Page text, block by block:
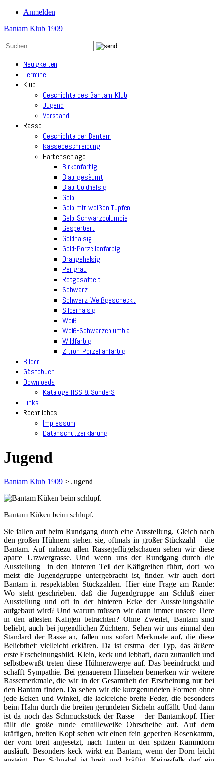
Anmelden
Bantam Klub 1909
Neuigkeiten
Termine
Klub
Geschichte des Bantam-Klub
Jugend
Vorstand
Rasse
Geschichte der Bantam
Rassebeschreibung
Farbenschläge
Birkenfarbig
Blau-gesäumt
Blau-Goldhalsig
Gelb
Gelb mit weißen Tupfen
Gelb-Schwarzcolumbia
Gesperbert
Goldhalsig
Gold-Porzellanfarbig
Orangehalsig
Perlgrau
Rotgesattelt
Schwarz
Schwarz-Weißgescheckt
Silberhalsig
Weiß
Weiß-Schwarzcolumbia
Wildfarbig
Zitron-Porzellanfarbig
Bilder
Gästebuch
Downloads
Kataloge HSS & SonderS
Links
Rechtliches
Impressum
Datenschutzerklärung
Jugend
Bantam Klub 1909 > Jugend
Bantam Küken beim schlupf.
Sie fallen auf beim Rundgang durch eine Ausstellung. Gleich nach
den großen Hühnern stehen sie, oftmals in großer Stückzahl – die
Bantam. Auf nahezu allen Rassegeflügelschauen sehen wir diese
aparte Urzwergrasse. Und wenn uns der Rundgang durch die
Ausstellung in den hinteren Teil der Käfigreihen führt, dort, wo
meist die Jugendgruppe untergebracht ist, finden wir auch dort
Bantam in respektablen Stückzahlen. Hier eine Frage am Rande:
Wo steht geschrieben, daß die Jugendgruppe am Schluß einer
Ausstellung und oft in der hinteren Ecke der Ausstellungshalle
aufgebaut wird? Und warum müssen wir dann immer unsere Tiere
in den ältesten Käfigen betrachten? Ohne Zweifel, Bantam sind
beliebt, auch bei jugendlichen Züchtern. Sehen wir uns einmal den
Standard der Rasse an, fallen uns sofort Merkmale auf, die diese
Beliebtheit vielleicht erklären. Da ist erstmal der Typ, das äußere
erste Erscheinungsbild. Klein, keck und lebhaft, dazu zutraulich und
selbstbewußt treten diese Hühnerzwerge auf. Das beeindruckt und
schafft Sympathie. Bei genauerem Hinsehen bemerken wir weitere
Rassemerkmale, die wir in der Gesamtheit der Erscheinung nur bei
den Bantam finden. Da sehen wir die kurzgerundeten Formen ohne
jede Ecken und Winkel, die lackreiche breite Feder, die besonders
beim Hahn durch die breiten gerundeten Sicheln auffällt. Und dann
ist da noch das Schmuckstück der Rasse – der Bantamkopf. Hier
fällt die große runde emailleweiße Ohrscheibe auf. Auf dem
kräftigen, breiten Kopf sehen wir einen fein geperlten Rosenkamm,
der vorn breit angesetzt, nach hinten in den spitzen Kammdorn
ausläuft. Besonders keck wirkt ein Bantam, wenn der Dorn leicht